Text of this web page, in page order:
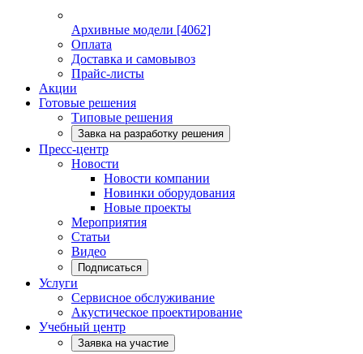
Архивные модели [4062]
Оплата
Доставка и самовывоз
Прайс-листы
Акции
Готовые решения
Типовые решения
Завка на разработку решения
Пресс-центр
Новости
Новости компании
Новинки оборудования
Новые проекты
Мероприятия
Статьи
Видео
Подписаться
Услуги
Сервисное обслуживание
Акустическое проектирование
Учебный центр
Заявка на участие